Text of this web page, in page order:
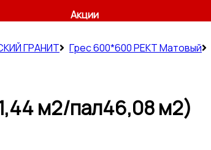
Акции
ГРАНИТ Грес 600*600 РЕКТ Матовый
м2/пал46,08 м2)